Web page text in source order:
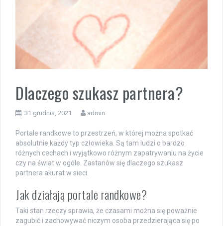
Dlaczego szukasz partnera?
31 grudnia, 2021 admin
Portale randkowe to przestrzeń, w której można spotkać
absolutnie każdy typ człowieka. Są tam ludzi o bardzo
różnych cechach i wyjątkowo różnym zapatrywaniu na życie
czy na świat w ogóle. Zastanów się dlaczego szukasz
partnera akurat w sieci.
Jak działają portale randkowe?
Taki stan rzeczy sprawia, że czasami można się poważnie
zagubić i zachowywać niczym osoba przedzierająca się po